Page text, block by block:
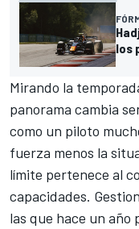
los
Mirando la
panorama cambia
como un piloto
fuerza menos la
límite pertenece al
capacidades.
las que hace un año